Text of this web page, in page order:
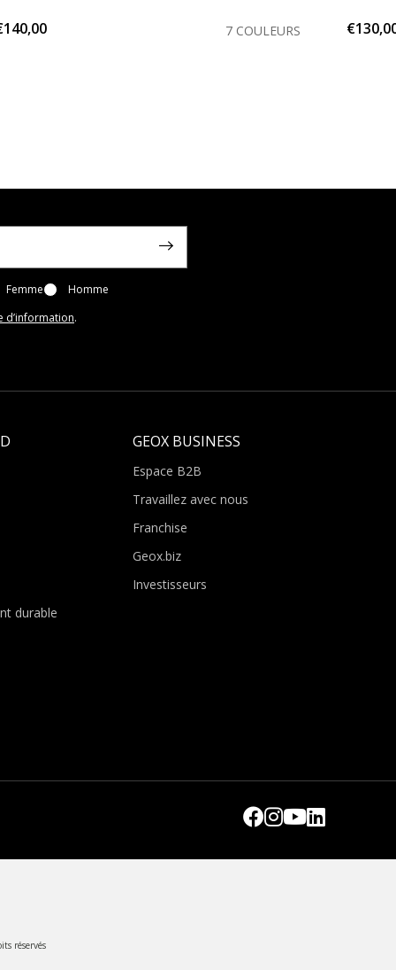
7 COULEURS
Femme
Homme
d’information.
durable
GEOX BUSINESS
Espace B2B
Travaillez avec nous
Franchise
Geox.biz
Investisseurs
réservés